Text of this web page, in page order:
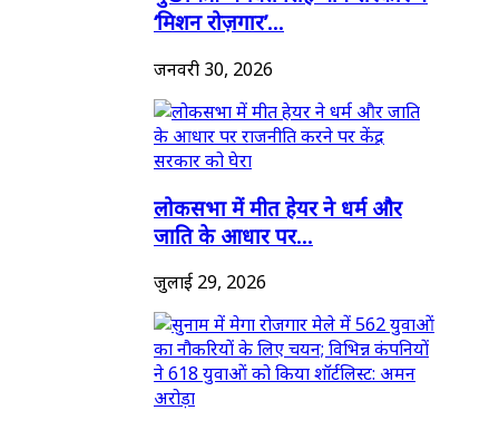
‘मिशन रोज़गार’...
जनवरी 30, 2026
लोकसभा में मीत हेयर ने धर्म और
जाति के आधार पर...
जुलाई 29, 2026